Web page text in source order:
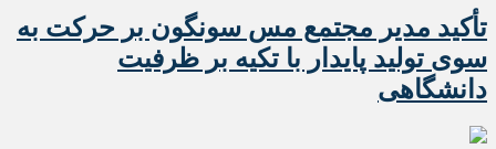
تأکید مدیر مجتمع مس سونگون بر حرکت به
سوی تولید پایدار با تکیه بر ظرفیت
دانشگاهی